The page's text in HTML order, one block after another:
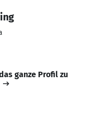
ganze Profil zu